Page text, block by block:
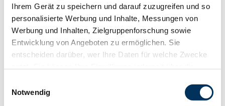
Ihrem Gerät zu speichern und darauf zuzugreifen und so
personalisierte Werbung und Inhalte, Messungen von
Werbung und Inhalten, Zielgruppenforschung sowie
Entwicklung von Angeboten zu ermöglichen. Sie
entscheiden darüber, wer Ihre Daten für welche Zwecke
Trigger Symbol ändern oder widerrufen
Notwendig
Dealer
Expired listing